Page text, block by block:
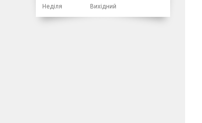
Неділя
Вихідний